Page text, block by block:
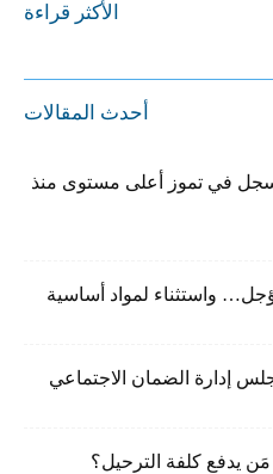
الأكثر قراءة
أحدث المقالات
تسجل في تموز أعلى مستوى منذ
واستثناء لمواد أساسية
يدفع كلفة الترحيل؟